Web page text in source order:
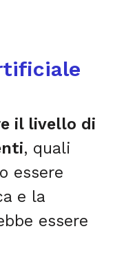
il livello di
, quali
essere
e la
essere